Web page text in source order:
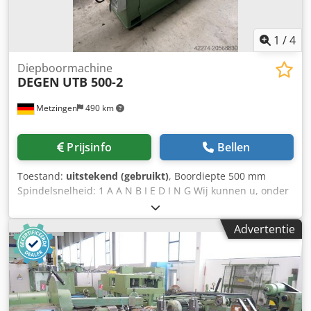
compleet systeem), incl. PLC S7-300 Aansluitgegevens: -
Bedrijfsspanning: 3AC 400V ± 10% - frequentie: 50 Hz -
Besturingsspanning: 24 V DC - Totale aansluitwaarde: 25
kW
1 /4
Metzingen 490 km
Diepboormachine
DEGEN UTB 500-2
Prijsinfo Bellen
Toestand: uitstekend (gebruikt), Boordiepte 500 mm
Spindelsnelheid: 1 A A N B I E D I N G Wij kunnen u, onder
voorbehoud van fouten en tussentijdse verkoop,
vrijblijvend uit voorraad aanbieden: DEGEN Universele
diepboormachine Type UTB 500-2 Bouwjaar - _____
Boordiepte 650 mm Boordiameter met spiraalboor 16 mm
Boordiameter met enkel-lippenboor 25 mm
Spindelopname SK40 Voeding traploos 0-120 mm Snelle
verplaatsing tpm Booreenheid verticaal verstelbaar 250
mm Tafelmaten 570x1000 mm 4 T-sleuven 14 mm T-
Advertentie